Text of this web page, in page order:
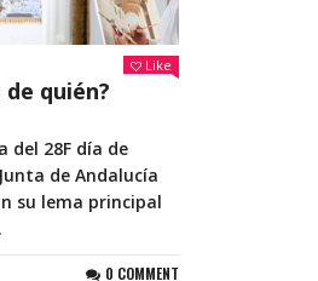
Like
de quién?
del 28F día de
de Andalucía
su lema principal
0 COMMENT